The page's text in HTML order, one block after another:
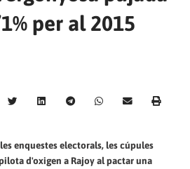
per al 2015
enquestes electorals, les cúpules
d'oxigen a Rajoy al pactar una